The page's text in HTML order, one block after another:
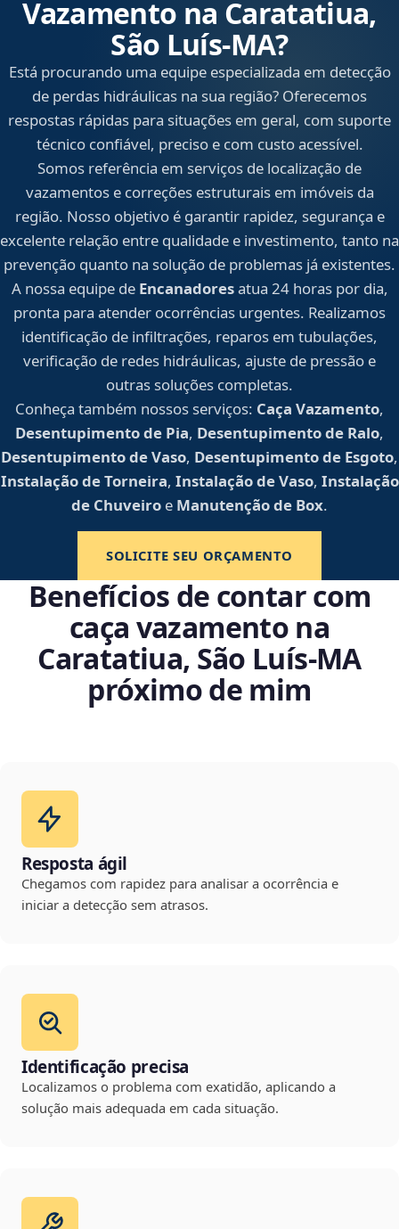
Vazamento na Caratatiua,
São Luís‑MA?
Está procurando uma equipe especializada em detecção
de perdas hidráulicas na sua região? Oferecemos
respostas rápidas para situações em geral, com suporte
técnico confiável, preciso e com custo acessível.
Somos referência em serviços de localização de
vazamentos e correções estruturais em imóveis da
região. Nosso objetivo é garantir rapidez, segurança e
excelente relação entre qualidade e investimento, tanto na
prevenção quanto na solução de problemas já existentes.
A nossa equipe de Encanadoresatua 24 horas por dia,
pronta para atender ocorrências urgentes. Realizamos
identificação de infiltrações, reparos em tubulações,
verificação de redes hidráulicas, ajuste de pressão e
outras soluções completas.
Conheça também nossos serviços: Caça Vazamento,
Desentupimento de Pia, Desentupimento de Ralo,
Desentupimento de Vaso, Desentupimento de Esgoto,
Instalação de Torneira, Instalação de Vaso, Instalação
de Chuveiro e Manutenção de Box.
SOLICITE SEU ORÇAMENTO
Benefícios de contar com
caça vazamento na
Caratatiua, São Luís‑MA
próximo de mim
Resposta ágil
Chegamos com rapidez para analisar a ocorrência e
iniciar a detecção sem atrasos.
Identificação precisa
Localizamos o problema com exatidão, aplicando a
solução mais adequada em cada situação.